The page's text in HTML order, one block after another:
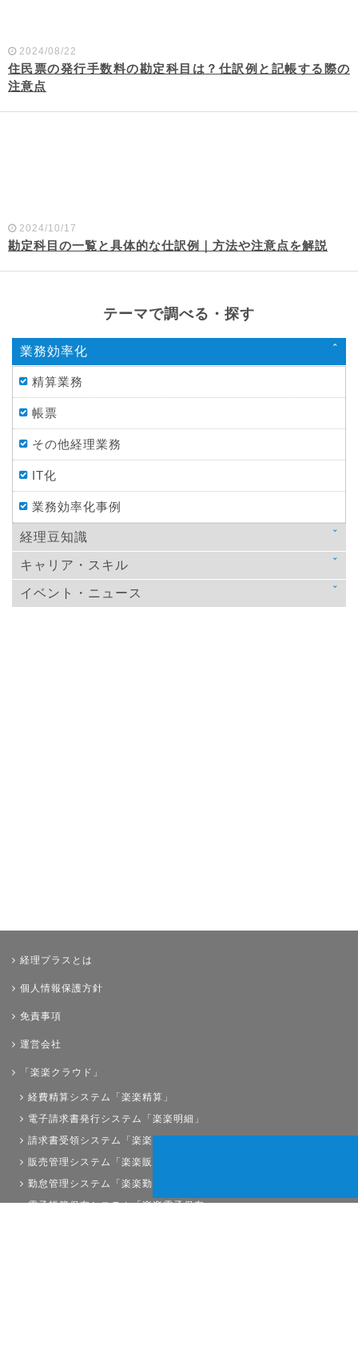
2024/08/22
住民票の発行手数料の勘定科目は？仕訳例と記帳する際の
注意点
2024/10/17
勘定科目の一覧と具体的な仕訳例｜方法や注意点を解説
テーマで調べる・探す
業務効率化
精算業務
帳票
その他経理業務
IT化
業務効率化事例
経理豆知識
法律
税金
キャリア・スキル
スキルアップ
イベント・ニュース
経理プラスとは
個人情報保護方針
免責事項
運営会社
「楽楽クラウド」
経費精算システム「楽楽精算」
電子請求書発行システム「楽楽明細」
請求書受領システム「楽楽請求」
販売管理システム「楽楽販売」
勤怠管理システム「楽楽勤怠」
電子帳簿保存システム「楽楽電子保存」